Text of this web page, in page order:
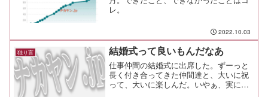
レ。
2022.10.03
独り言 結婚式って良いもんだなあ
仕事仲間の結婚式に出席した。ずーっと
長く付き合ってきた仲間達と、大いに祝
って、大いに楽しんだ。いやぁ、実に感